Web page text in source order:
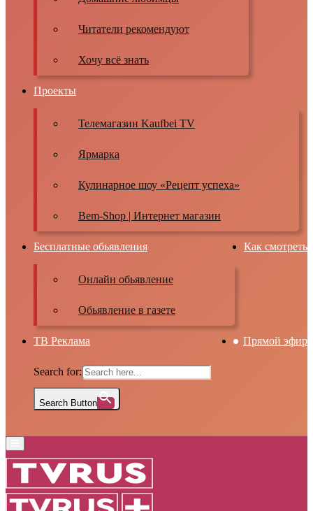
Читатели рекомендуют
Хочу всё знать
Проекты
Телемагазин Kaufbei TV
Ярмарка
Кулинарное шоу «Рецепт успеха»
Bem-Shop | Интернет магазин
Бесплатные обьявления
Онлайн обьявление
Обьявление в газете
Как смотреть
ТВ Реклама Прямой эфир
Search for:
Search Button
Menu